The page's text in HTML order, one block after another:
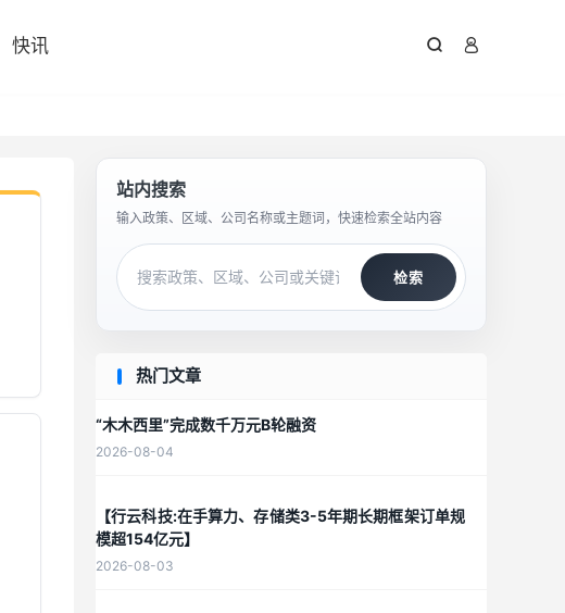
快讯  
站内搜索
输入政策、区域、公司名称或主题词，快速检索全站内容
检索
热门文章
“木木西里”完成数千万元B轮融资
2026-08-04
【行云科技:在手算力、存储类3-5年期长期框架订单规
模超154亿元】
2026-08-03